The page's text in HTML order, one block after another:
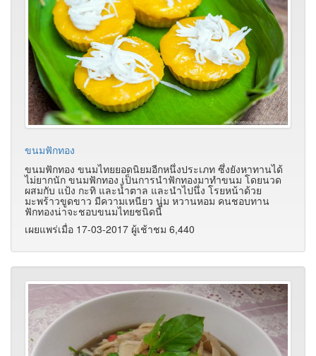
ขนมฟักทอง
ขนมฟักทอง ขนมไทยยอดนิยมอีกหนึ่งประเภท ซึ่งยังหาทานได้
ไม่ยากนัก ขนมฟักทอง เป็นการนำฟักทองมาทำขนม โดยนวด
ผสมกับ แป้ง กะทิ และน้ำตาล และนำไปนึ่ง โรยหน้าด้วย
มะพร้าวขูดขาว มีความเหนียว นุ่ม หวานหอม คนชอบทาน
ฟักทองน่าจะชอบขนมไทยชนิดนี้
เผยแพร่เมื่อ 17-03-2017 ผู้เช้าชม 6,440